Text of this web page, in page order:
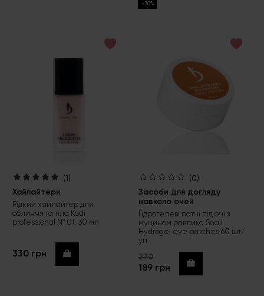
(1)
Хайлайтери
Рідкий хайлайтер для
обличчя та тіла Kodi
professional № 01, 30 мл
330 грн Купити
-30%
(0)
Засоби для догляду
навколо очей
Гідрогелеві патчі під очі з
муцином равлика Snail
Hydrogel eye patches 60 шт/
уп
270
189 грн Купити